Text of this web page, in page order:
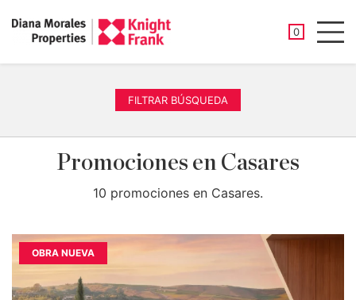
0
FILTRAR BÚSQUEDA
Promociones en Casares
10 promociones en Casares.
OBRA NUEVA